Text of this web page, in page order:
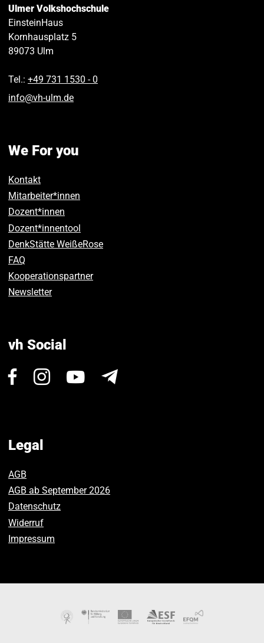
Ulmer Volkshochschule
EinsteinHaus
Kornhausplatz 5
89073 Ulm
Tel.: +49 731 1530 ‑ 0
info@vh-ulm.de
We For you
Kontakt
Mitarbeiter*innen
Dozent*innen
Dozent*innentool
DenkStätte WeißeRose
FAQ
Kooperationspartner
Newsletter
vh Social
Visit Visit
Visit
Legal
AGB
AGB ab September 2026
Datenschutz
Widerruf
Impressum